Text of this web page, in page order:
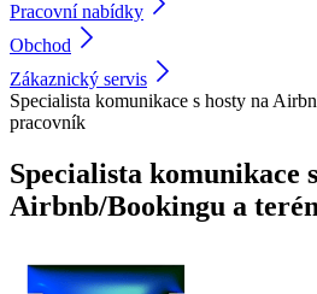
Pracovní nabídky
Obchod
Zákaznický servis
Specialista komunikace s hosty na
pracovník
Specialista komunikace
Airbnb/Bookingu a